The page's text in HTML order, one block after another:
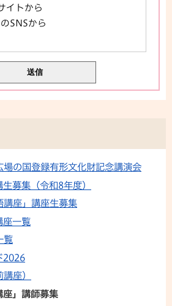
イトから
SNSから
場の国登録有形文化財記念講演会
募集（令和8年度）
講座」講座生募集
座一覧
覧
2026
座）
座」講師募集